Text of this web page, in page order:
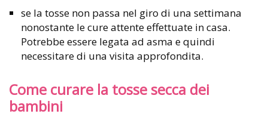
se la tosse non passa nel giro di una settimana
nonostante le cure attente effettuate in casa.
Potrebbe essere legata ad asma e quindi
necessitare di una visita approfondita.
Come curare la tosse secca dei
bambini